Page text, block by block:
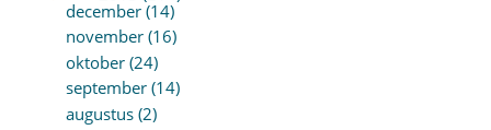
december (14)
november (16)
oktober (24)
september (14)
augustus (2)